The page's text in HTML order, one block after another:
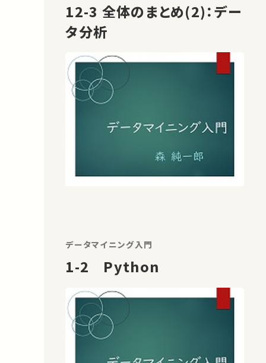
12-3 全体のまとめ(2)：デー
タ分析
データマイニング入門
1-2 Python